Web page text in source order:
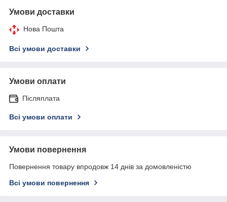
Умови доставки
Нова Пошта
Всі умови доставки
Умови оплати
Післяплата
Всі умови оплати
Умови повернення
Повернення товару впродовж 14 днів за домовленістю
Всі умови повернення